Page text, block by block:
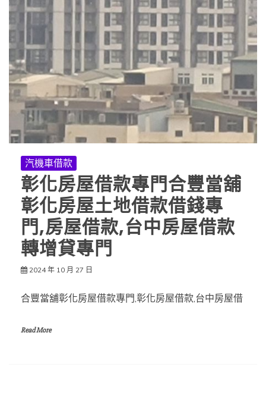
汽機車借款
彰化房屋借款專門合豐當舖
彰化房屋土地借款借錢專
門,房屋借款,台中房屋借款
轉增貸專門
2024 年 10 月 27 日
合豐當舖彰化房屋借款專門,彰化房屋借款,台中房屋借
Read More